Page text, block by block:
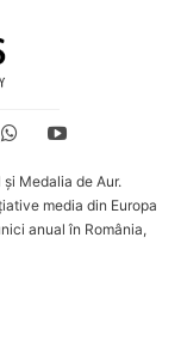
Medalia de Aur.
media din Europa
anual în România,